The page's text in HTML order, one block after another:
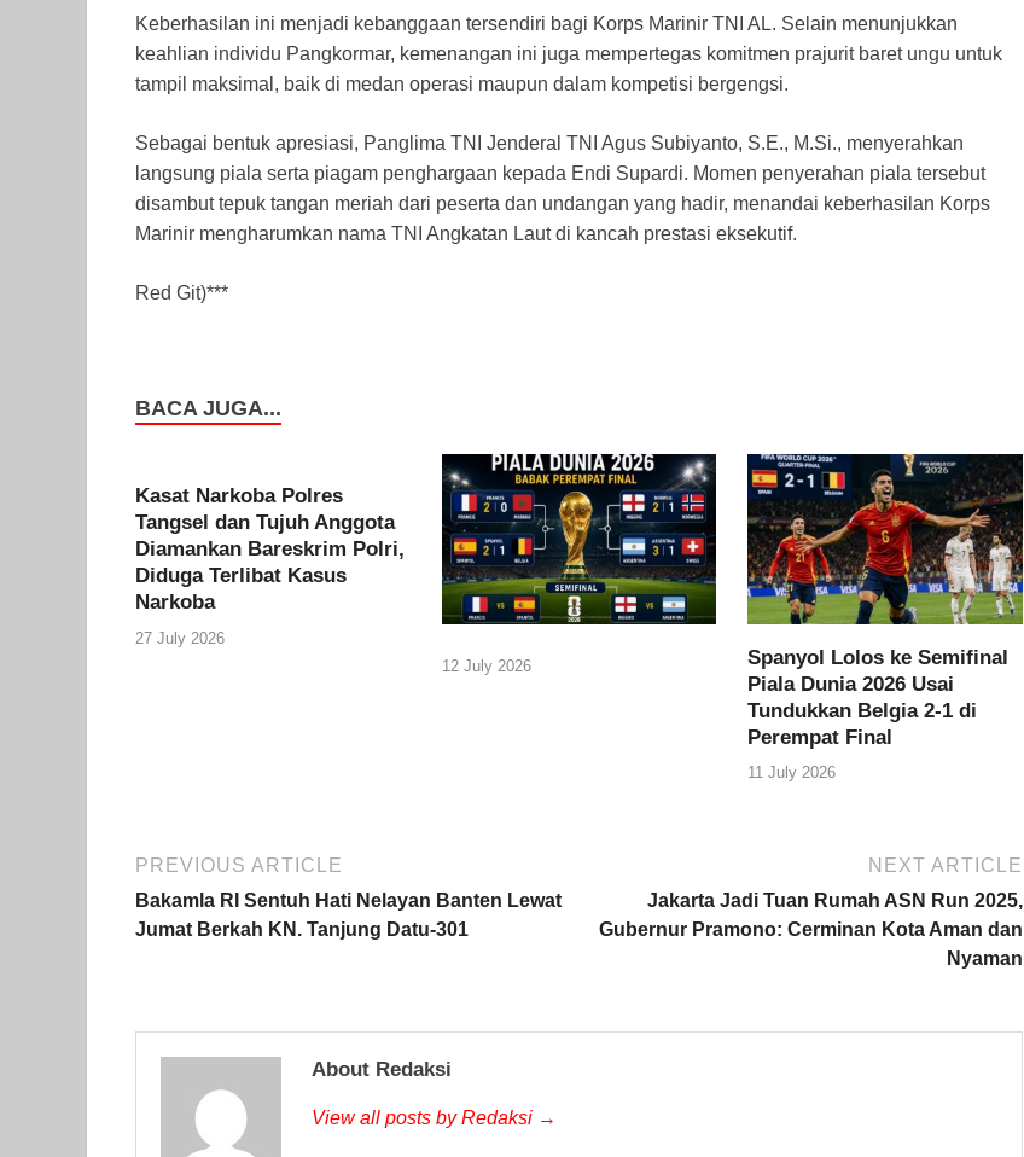
Keberhasilan ini menjadi kebanggaan tersendiri bagi Korps Marinir TNI AL. Selain menunjukkan
keahlian individu Pangkormar, kemenangan ini juga mempertegas komitmen prajurit baret ungu untuk
tampil maksimal, baik di medan operasi maupun dalam kompetisi bergengsi.
Sebagai bentuk apresiasi, Panglima TNI Jenderal TNI Agus Subiyanto, S.E., M.Si., menyerahkan
langsung piala serta piagam penghargaan kepada Endi Supardi. Momen penyerahan piala tersebut
disambut tepuk tangan meriah dari peserta dan undangan yang hadir, menandai keberhasilan Korps
Marinir mengharumkan nama TNI Angkatan Laut di kancah prestasi eksekutif.
Red Git)***
BACA JUGA...
Kasat Narkoba Polres
Tangsel dan Tujuh Anggota
Diamankan Bareskrim Polri,
Diduga Terlibat Kasus
Narkoba
27 July 2026
12 July 2026
Spanyol Lolos ke Semifinal
Piala Dunia 2026 Usai
Tundukkan Belgia 2-1 di
Perempat Final
11 July 2026
PREVIOUS ARTICLE
Bakamla RI Sentuh Hati Nelayan Banten Lewat
Jumat Berkah KN. Tanjung Datu-301
NEXT ARTICLE
Jakarta Jadi Tuan Rumah ASN Run 2025,
Gubernur Pramono: Cerminan Kota Aman dan
Nyaman
About Redaksi
View all posts by Redaksi →